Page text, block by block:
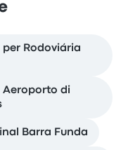
per Rodoviária
di
Barra Funda